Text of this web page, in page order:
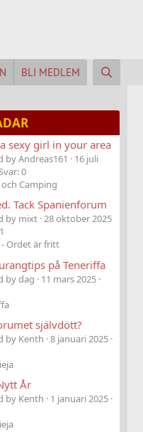
BLI MEDLEM
sexy girl in your area
by Andreas161
16 juli
0
Camping
Tack Spanienforum
by mixt 28 oktober 2025
Ordet är fritt
på Teneriffa
by dag
11 mars 2025
självdött?
by Kenth 8 januari 2025
År
by Kenth
1 januari 2025